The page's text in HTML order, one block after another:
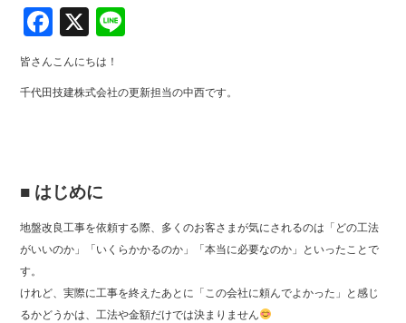
F
a
c
e
o
k
X
e
皆さんこんにちは！
千代田技建株式会社の更新担当の中西です。
■ はじめに
地盤改良工事を依頼する際、多くのお客さまが気にされるのは「どの工法
がいいのか」「いくらかかるのか」「本当に必要なのか」といったことで
す。
けれど、実際に工事を終えたあとに「この会社に頼んでよかった」と感じ
るかどうかは、工法や金額だけでは決まりません